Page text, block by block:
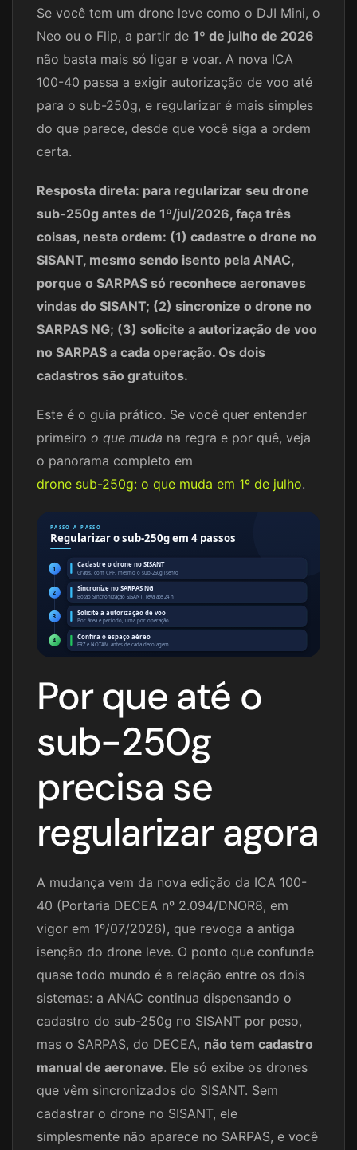
Se você tem um drone leve como o DJI Mini, o
Neo ou o Flip, a partir de 1º de julho de 2026
não basta mais só ligar e voar. A nova ICA
100-40 passa a exigir autorização de voo até
para o sub-250g, e regularizar é mais simples
do que parece, desde que você siga a ordem
certa.
Resposta direta: para regularizar seu drone
sub-250g antes de 1º/jul/2026, faça três
coisas, nesta ordem: (1) cadastre o drone no
SISANT, mesmo sendo isento pela ANAC,
porque o SARPAS só reconhece aeronaves
vindas do SISANT; (2) sincronize o drone no
SARPAS NG; (3) solicite a autorização de voo
no SARPAS a cada operação. Os dois
cadastros são gratuitos.
Este é o guia prático. Se você quer entender
primeiro o que muda na regra e por quê, veja
o panorama completo em
drone sub-250g: o que muda em 1º de julho.
PASSO A PASSO
Regularizar o sub-250g em 4 passos
1 Cadastre o drone no SISANT
Grátis, com CPF, mesmo o sub-250g isento
2 Sincronize no SARPAS NG
Botão Sincronização SISANT, leva até 24 h
3 Solicite a autorização de voo
Por área e período, uma por operação
4 Confira o espaço aéreo
FRZ e NOTAM antes de cada decolagem
Por que até o
sub-250g
precisa se
regularizar agora
A mudança vem da nova edição da ICA 100-
40 (Portaria DECEA nº 2.094/DNOR8, em
vigor em 1º/07/2026), que revoga a antiga
isenção do drone leve. O ponto que confunde
quase todo mundo é a relação entre os dois
sistemas: a ANAC continua dispensando o
cadastro do sub-250g no SISANT por peso,
mas o SARPAS, do DECEA, não tem cadastro
manual de aeronave. Ele só exibe os drones
que vêm sincronizados do SISANT. Sem
cadastrar o drone no SISANT, ele
simplesmente não aparece no SARPAS, e você